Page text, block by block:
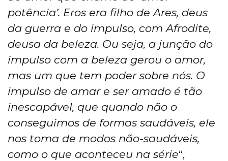
potência’. Eros era filho de Ares, deus
da guerra e do impulso, com Afrodite,
deusa da beleza. Ou seja, a junção do
impulso com a beleza gerou o amor,
mas um que tem poder sobre nós. O
impulso de amar e ser amado é tão
inescapável, que quando não o
conseguimos de formas saudáveis, ele
nos toma de modos não-saudáveis,
como o que aconteceu na série“,